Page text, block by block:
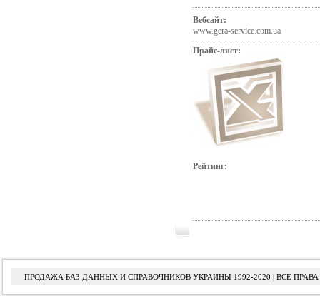
Вебсайт:
www.gera-service.com.ua
Прайс-лист:
Рейтинг:
ПРОДАЖА БАЗ ДАННЫХ И СПРАВОЧНИКОВ УКРАИНЫ 1992-2020 | ВСЕ